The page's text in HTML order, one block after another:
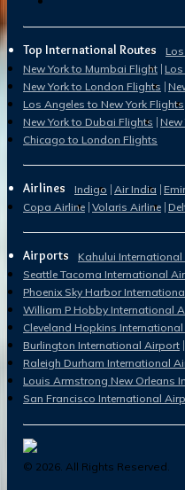
Top International Routes
New York to Mumbai Flight
New York to London Flights
Los Angeles to New York Flights
New York to Dubai Flights New
Chicago to London Flights
Airlines Indigo Air India
Copa Airline Volaris Airline
Airports
Kahului
Seattle Tacoma International
Phoenix Sky Harbor
William P Hobby International
Cleveland Hopkins
Burlington International Airport
Raleigh Durham International
Louis Armstrong New Orleans
San Francisco International
© 2026 . All Rights Reserved.